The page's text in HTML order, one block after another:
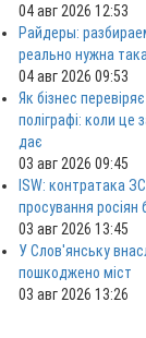
04 авг 2026 12:53
Райдеры:
реально нужна
04 авг 2026 09:53
Як бізнес
поліграфі: коли це
дає
03 авг 2026 09:45
ISW: контратака
просування росіян
03 авг 2026 13:45
У Слов'янську
пошкоджено міст
03 авг 2026 13:26